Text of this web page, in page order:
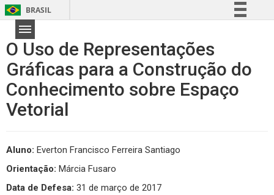
BRASIL
Comunica BR
Participe
Acesso à informação
Legislação
O Uso de Representações
Gráficas para a Construção do
Conhecimento sobre Espaço
Vetorial
Aluno: Everton Francisco Ferreira Santiago
Orientação: Márcia Fusaro
Data de Defesa: 31 de março de 2017